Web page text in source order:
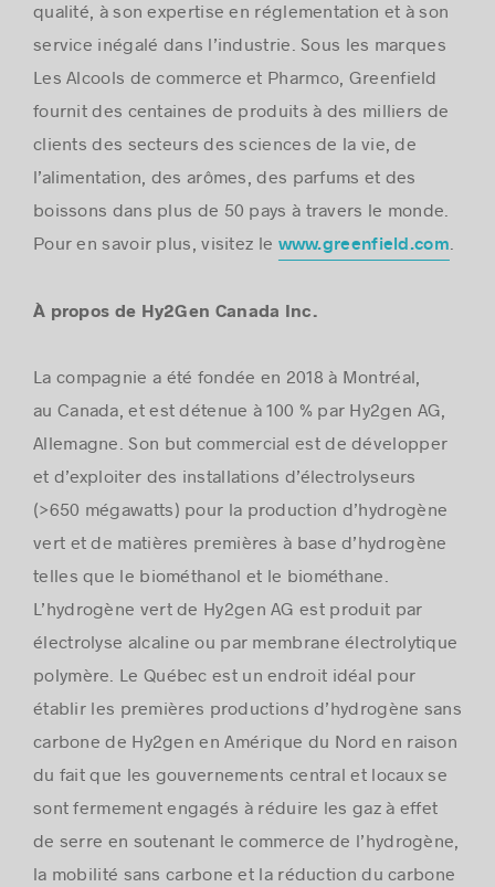
qualité, à son expertise en réglementation et à son
service inégalé dans l’industrie. Sous les marques
Les Alcools de commerce et Pharmco, Greenfield
fournit des centaines de produits à des milliers de
clients des secteurs des sciences de la vie, de
l’alimentation, des arômes, des parfums et des
boissons dans plus de 50 pays à travers le monde.
Pour en savoir plus, visitez le www.greenfield.com
À propos de Hy2Gen Canada Inc.
La compagnie a été fondée en 2018 à Montréal,
au Canada , et est détenue à 100 % par Hy2gen AG,
Allemagne. Son but commercial est de développer
et d’exploiter des installations d’électrolyseurs
(>650 mégawatts) pour la production d’hydrogène
vert et de matières premières à base d’hydrogène
telles que le biométhanol et le biométhane.
L’hydrogène vert de Hy2gen AG est produit par
électrolyse alcaline ou par membrane électrolytique
polymère. Le Québec est un endroit idéal pour
établir les premières productions d’hydrogène sans
carbone de Hy2gen en Amérique du Nord en raison
du fait que les gouvernements central et locaux se
sont fermement engagés à réduire les gaz à effet
de serre en soutenant le commerce de l’hydrogène,
la mobilité sans carbone et la réduction du carbone